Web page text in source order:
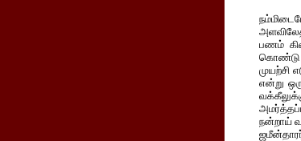
பணம்
கொண்டு
முயற்சி
என்று
நன்றாய்